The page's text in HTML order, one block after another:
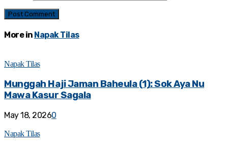
More in Napak Tilas
Napak Tilas
Munggah Haji Jaman Baheula (1): Sok Aya Nu
Mawa Kasur Sagala
May 18, 20260
Napak Tilas